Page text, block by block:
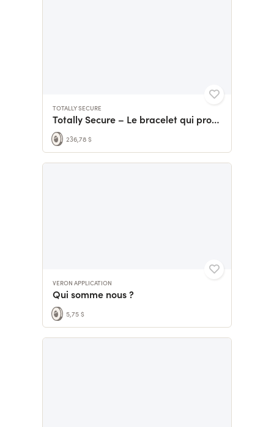
TOTALLY SECURE
Totally Secure – Le bracelet qui protège les femmes
236,78 $
VERON APPLICATION
Qui somme nous ?
5,75 $